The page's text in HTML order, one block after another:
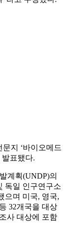
지 ‘바이오메드
발표됐다.
계획(UNDP)의
독일 인구연구소
으며 미국, 영국,
32개국을 대상
사 대상에 포함